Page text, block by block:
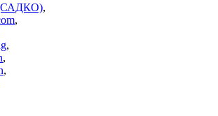
(САДКО),
,
,
,
,